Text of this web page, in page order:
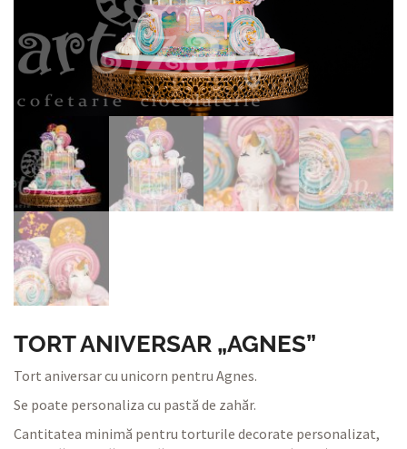
TORT ANIVERSAR „AGNES”
Tort aniversar cu unicorn pentru Agnes.
Se poate personaliza cu pastă de zahăr.
Cantitatea minimă pentru torturile decorate personalizat,